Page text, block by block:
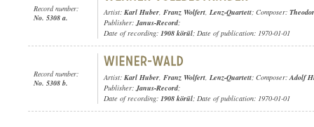
Record number:
No. 5308 a.
Artist: Karl Huber, Franz Wolfert, Lenz-Quartett; Composer:
Publisher:Janus-Record;
Date of recording: 1908 körül; Date of publication: 1970-01-01
Record number:
No. 5308 b.
Artist: Karl Huber, Franz Wolfert, Lenz-Quartett; Composer:Adolf
Publisher:Janus-Record;
Date of recording: 1908 körül; Date of publication: 1970-01-01